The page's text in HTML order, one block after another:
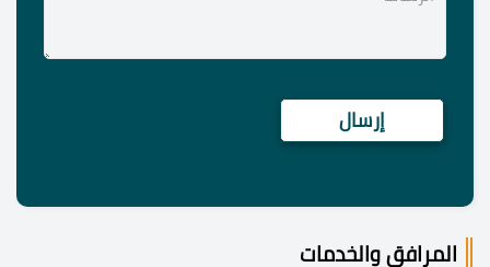
المرافق والخدمات